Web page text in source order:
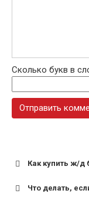
Сколько букв в
Как купить ж/д
Что делать,